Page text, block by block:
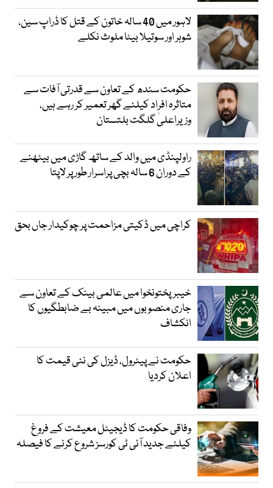
لاہور میں 40 سالہ خاتون کے قتل کا ڈراپ سین،
شوہر اور سوتیلا بیٹا ملوث نکلے
حکومت سندھ کے تعاون سے قدرتی آفات سے
متاثرہ افراد کیلئے گھر تعمیر کر رہے ہیں،
وزیراعلیٰ گلگت بلتستان
راولپنڈی میں والد کے ساتھ گاڑی میں بیٹھنے
کے دوران 6 سالہ بچی پراسرار طور پر لاپتا
کراچی میں ڈکیتی مزاحمت پر چوکیدار جاں بحق
خیبرپختونخوا میں عالمی بینک کے تعاون سے
جاری منصوبوں میں مبینہ بے ضابطگیوں کا
انکشاف
حکومت نے پیٹرول، ڈیزل کی نئی قیمت کا
اعلان کردیا
وفاقی حکومت کا ڈیجیٹل معیشت کے فروغ
کیلئے جدید آئی ٹی کورسز شروع کرنے کا فیصلہ